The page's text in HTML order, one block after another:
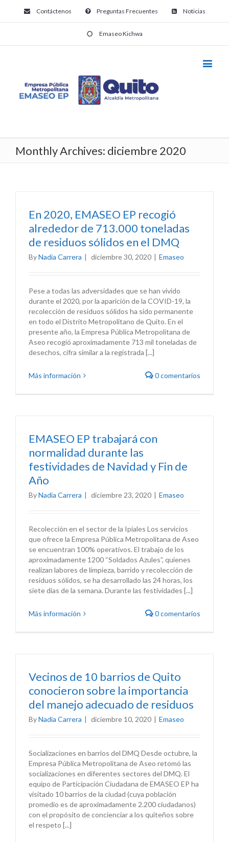
Contáctenos Preguntas Frecuentes Noticias
Emaseo Kichwa
Monthly Archives: diciembre 2020
En 2020, EMASEO EP recogió
alrededor de 713.000 toneladas
de residuos sólidos en el DMQ
ByNadia Carrera | diciembre 30, 2020 | Emaseo
Pese a todas las adversidades que se han vivido
durante el 2020, por la aparición de la COVID-19, la
recolección de residuos sólidos ha sido permanente
en todo el Distrito Metropolitano de Quito. En el
presente año, la Empresa Pública Metropolitana de
Aseo recogió aproximadamente 713 mil toneladas de
desechos, cifra similar a la registrada [...]
Más información 0 comentarios
EMASEO EP trabajará con
normalidad durante las
festividades de Navidad y Fin de
Año
ByNadia Carrera | diciembre 23, 2020 | Emaseo
Recolección en el sector de la Ipiales Los servicios
que ofrece la Empresa Pública Metropolitana de Aseo
se encuentran 100% operativos. El trabajo de los
aproximadamente 1200 “Soldados Azules”, quienes
realizan labores de limpieza, barrido y recolección de
residuos sólidos, se ha desarrollado las 24 horas, los
siete días de la semana. Durante las festividades [...]
Más información 0 comentarios
Vecinos de 10 barrios de Quito
conocieron sobre la importancia
del manejo adecuado de residuos
ByNadia Carrera | diciembre 10, 2020 | Emaseo
Socializaciones en barrios del DMQ Desde octubre, la
Empresa Pública Metropolitana de Aseo retomó las
socializaciones en diferentes sectores del DMQ. El
equipo de Participación Ciudadana de EMASEO EP ha
visitado 10 barrios de la ciudad (cuya población
promedio es de aproximadamente 2.200 ciudadanos)
con el propósito de concienciar a los quiteños sobre
el respeto [...]